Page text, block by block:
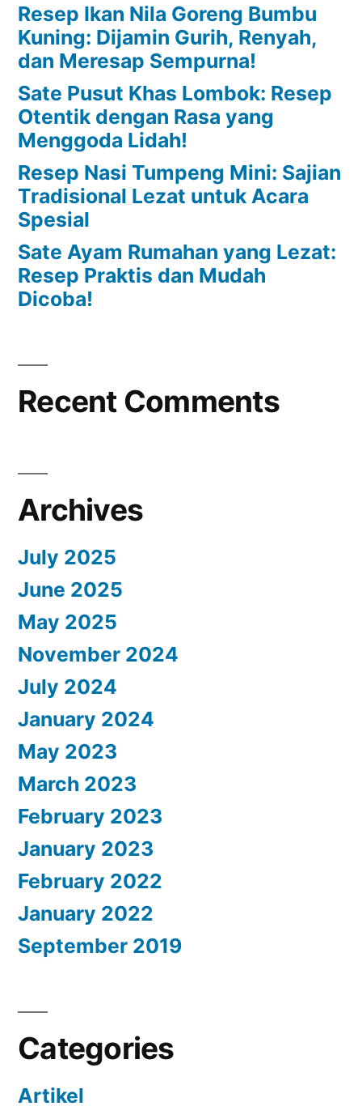
Resep Ikan Nila Goreng Bumbu
Kuning: Dijamin Gurih, Renyah,
dan Meresap Sempurna!
Sate Pusut Khas Lombok: Resep
Otentik dengan Rasa yang
Menggoda Lidah!
Resep Nasi Tumpeng Mini: Sajian
Tradisional Lezat untuk Acara
Spesial
Sate Ayam Rumahan yang Lezat:
Resep Praktis dan Mudah
Dicoba!
Recent Comments
Archives
July 2025
June 2025
May 2025
November 2024
July 2024
January 2024
May 2023
March 2023
February 2023
January 2023
February 2022
January 2022
September 2019
Categories
Artikel